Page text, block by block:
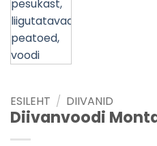
ESILEHT / DIIVANID
Diivanvoodi